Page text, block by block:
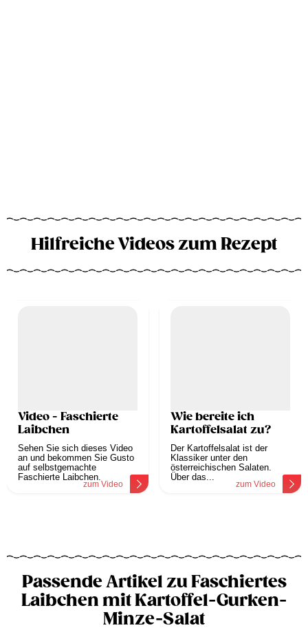
Hilfreiche Videos zum Rezept
Video - Faschierte
Laibchen
Sehen Sie sich dieses Video
an und bekommen Sie Gusto
auf selbstgemachte
Faschierte Laibchen.
zum Video
Wie bereite ich
Kartoffelsalat zu?
Der Kartoffelsalat ist der
Klassiker unter den
österreichischen Salaten.
Über das...
zum Video
Passende Artikel zu Faschiertes
Laibchen mit Kartoffel-Gurken-
Minze-Salat